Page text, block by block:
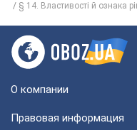
§ 14. Властивості й ознака
О компании
Правовая информация